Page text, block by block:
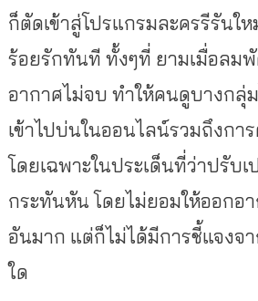
ก็ตัดเข้าสู่โปรแกรมละครรีรันให
ร้อยรักทันที ทั้งๆที่ ยามเมื่อลม
อากาศไม่จบ ทำให้คนดูบางกลุ่
เข้าไปบ่นในออนไลน์รวมถึงกา
โดยเฉพาะในประเด็นที่ว่าปรับ
กระทันหัน โดยไม่ยอมให้ออกอ
อันมาก แต่ก็ไม่ได้มีการชี้แจงจ
ใด